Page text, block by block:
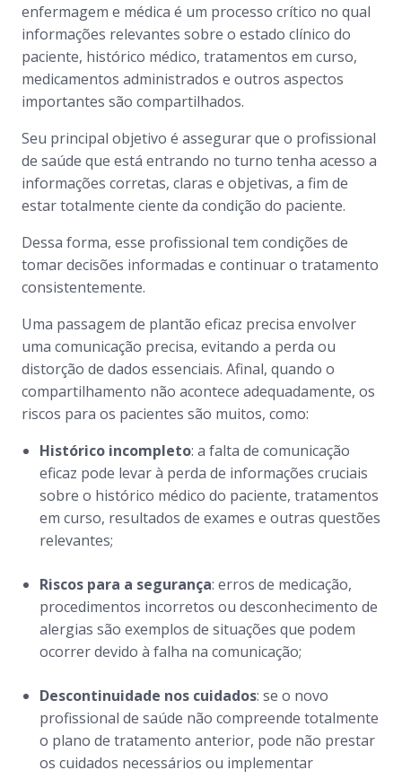
enfermagem e médica é um processo crítico no qual
informações relevantes sobre o estado clínico do
paciente, histórico médico, tratamentos em curso,
medicamentos administrados e outros aspectos
importantes são compartilhados.
Seu principal objetivo é assegurar que o profissional
de saúde que está entrando no turno tenha acesso a
informações corretas, claras e objetivas, a fim de
estar totalmente ciente da condição do paciente.
Dessa forma, esse profissional tem condições de
tomar decisões informadas e continuar o tratamento
consistentemente.
Uma passagem de plantão eficaz precisa envolver
uma comunicação precisa, evitando a perda ou
distorção de dados essenciais. Afinal, quando o
compartilhamento não acontece adequadamente, os
riscos para os pacientes são muitos, como:
Histórico incompleto: a falta de comunicação
eficaz pode levar à perda de informações cruciais
sobre o histórico médico do paciente, tratamentos
em curso, resultados de exames e outras questões
relevantes;
Riscos para a segurança: erros de medicação,
procedimentos incorretos ou desconhecimento de
alergias são exemplos de situações que podem
ocorrer devido à falha na comunicação;
Descontinuidade nos cuidados: se o novo
profissional de saúde não compreende totalmente
o plano de tratamento anterior, pode não prestar
os cuidados necessários ou implementar